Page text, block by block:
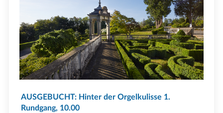
AUSGEBUCHT: Hinter der Orgelkulisse 1.
Rundgang, 10.00